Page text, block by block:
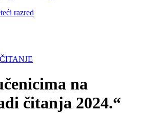
na
čitanja 2024.“